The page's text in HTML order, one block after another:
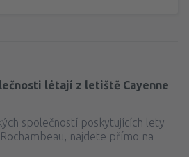
létají z letiště Cayenne
společností poskytujících lety
najdete přímo na